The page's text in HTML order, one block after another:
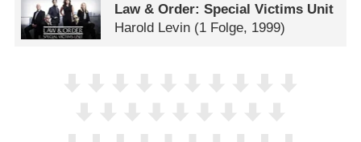
Law & Order: Special Victims Unit
Harold Levin (1 Folge, 1999)